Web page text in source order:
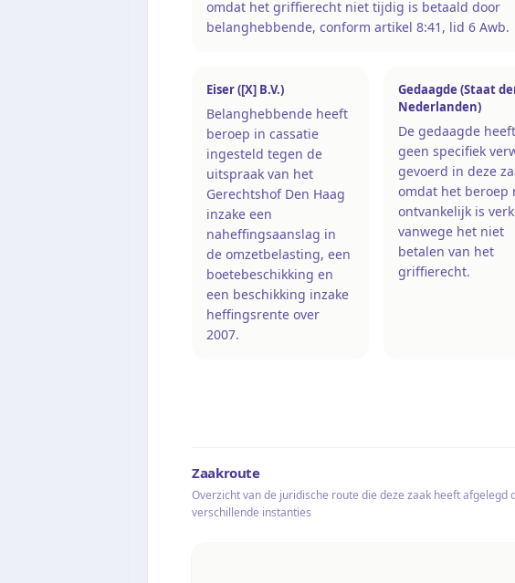
omdat het griffierecht niet tijdig is betaald door
belanghebbende, conform artikel 8:41, lid 6 Awb.
Eiser ([X] B.V.)
Belanghebbende heeft
beroep in cassatie
ingesteld tegen de
uitspraak van het
Gerechtshof Den Haag
inzake een
naheffingsaanslag in
de omzetbelasting, een
boetebeschikking en
een beschikking inzake
heffingsrente over
2007.
Gedaagde (Staat
Nederlanden)
De gedaagde heeft
geen specifiek
gevoerd in deze
omdat het beroep
ontvankelijk is
vanwege het niet
betalen van het
griffierecht.
Zaakroute
Overzicht van de juridische route die deze zaak heeft afgelegd
verschillende instanties